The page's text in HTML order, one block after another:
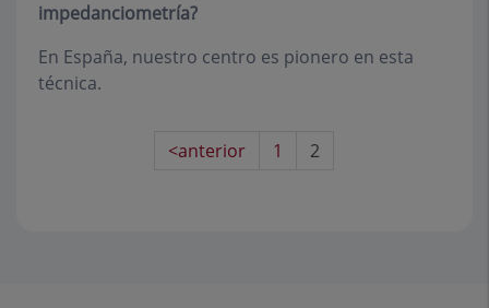
impedanciometría?
En España, nuestro centro es pionero en esta
técnica.
<anterior 1 2